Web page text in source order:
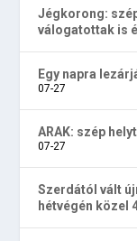
Jégkorong:
válogatottak is
Egy napra
07-27
ARAK: szép
07-27
Szerdától vált
hétvégén közel